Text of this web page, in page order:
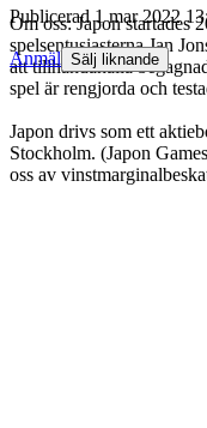
Om oss: Japon startades
spelsentusiasterna Jan
att tillhandahålla
spel är rengjorda och
Japon drivs som ett
Stockholm. (Japon
oss av
Publicerad 1 mar 2022
Anmäl Sälj liknande